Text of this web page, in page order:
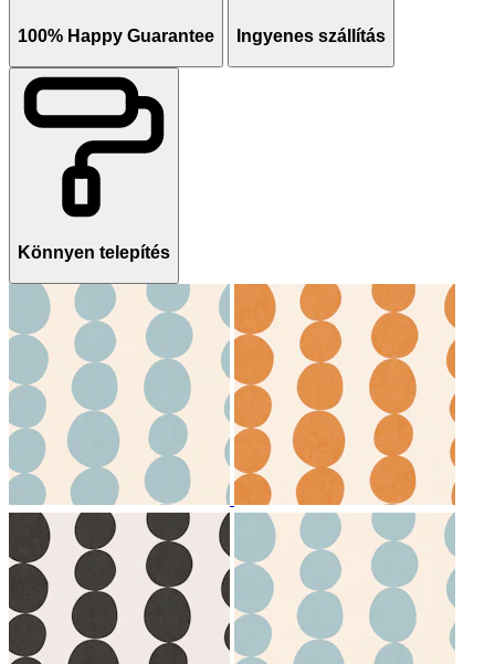
100% Happy Guarantee Ingyenes szállítás
Könnyen telepítés